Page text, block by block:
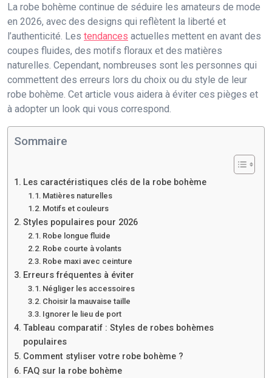
La robe bohème continue de séduire les amateurs de mode
en 2026, avec des designs qui reflètent la liberté et
l’authenticité. Les tendances actuelles mettent en avant des
coupes fluides, des motifs floraux et des matières
naturelles. Cependant, nombreuses sont les personnes qui
commettent des erreurs lors du choix ou du style de leur
robe bohème. Cet article vous aidera à éviter ces pièges et
à adopter un look qui vous correspond.
Sommaire
Les caractéristiques clés de la robe bohème
Matières naturelles
Motifs et couleurs
Styles populaires pour 2026
Robe longue fluide
Robe courte à volants
Robe maxi avec ceinture
Erreurs fréquentes à éviter
Négliger les accessoires
Choisir la mauvaise taille
Ignorer le lieu de port
Tableau comparatif : Styles de robes bohèmes
populaires
Comment styliser votre robe bohème ?
FAQ sur la robe bohème